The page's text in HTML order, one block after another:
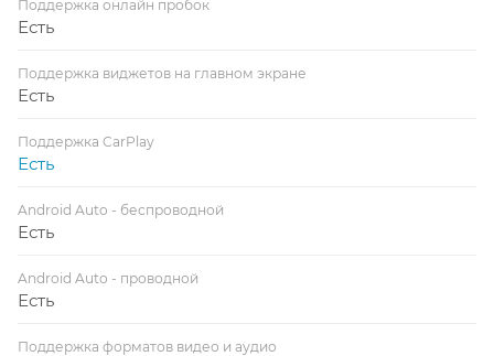
Поддержка онлайн пробок
Есть
Поддержка виджетов на главном экране
Есть
Поддержка CarPlay
Есть
Android Auto - беспроводной
Есть
Android Auto - проводной
Есть
Поддержка форматов видео и аудио